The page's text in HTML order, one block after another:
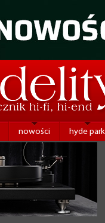
nowości hyde park